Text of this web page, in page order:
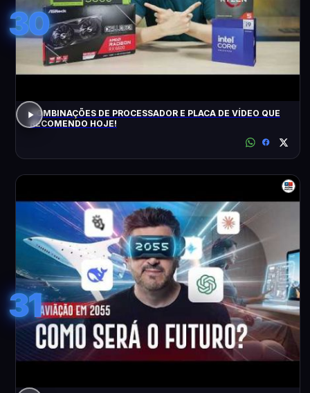
30
COMBINAÇÕES DE PROCESSADOR E PLACA DE VÍDEO QUE
RECOMENDO HOJE!
31